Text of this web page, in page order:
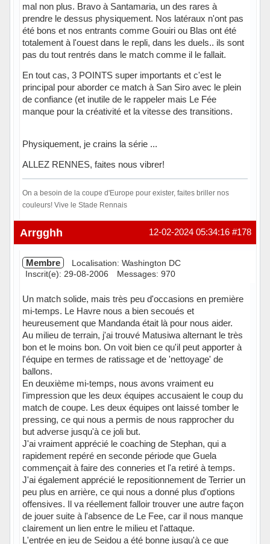
mal non plus. Bravo à Santamaria, un des rares à
prendre le dessus physiquement. Nos latéraux n'ont pas
été bons et nos entrants comme Gouiri ou Blas ont été
totalement à l'ouest dans le repli, dans les duels.. ils sont
pas du tout rentrés dans le match comme il le fallait.
En tout cas, 3 POINTS super importants et c'est le
principal pour aborder ce match à San Siro avec le plein
de confiance (et inutile de le rappeler mais Le Fée
manque pour la créativité et la vitesse des transitions.
Physiquement, je crains la série ...
ALLEZ RENNES, faites nous vibrer!
On a besoin de la coupe d'Europe pour exister, faites briller nos
couleurs! Vive le Stade Rennais
Hors ligne #178
12-02-2024 05:34:16
Arrgghh
Membre
Localisation: Washington DC
Inscrit(e): 29-08-2006
Messages: 970
Un match solide, mais très peu d'occasions en première
mi-temps. Le Havre nous a bien secoués et
heureusement que Mandanda était là pour nous aider.
Au milieu de terrain, j'ai trouvé Matusiwa alternant le très
bon et le moins bon. On voit bien ce qu'il peut apporter à
l'équipe en termes de ratissage et de 'nettoyage' de
ballons.
En deuxième mi-temps, nous avons vraiment eu
l'impression que les deux équipes accusaient le coup du
match de coupe. Les deux équipes ont laissé tomber le
pressing, ce qui nous a permis de nous rapprocher du
but adverse jusqu'à ce joli but.
J'ai vraiment apprécié le coaching de Stephan, qui a
rapidement repéré en seconde période que Guela
commençait à faire des conneries et l'a retiré à temps.
J'ai également apprécié le repositionnement de Terrier un
peu plus en arrière, ce qui nous a donné plus d'options
offensives. Il va réellement falloir trouver une autre façon
de jouer suite à l'absence de Le Fee, car il nous manque
clairement un lien entre le milieu et l'attaque.
L'entrée en jeu de Seidou a été bonne jusqu'à ce que